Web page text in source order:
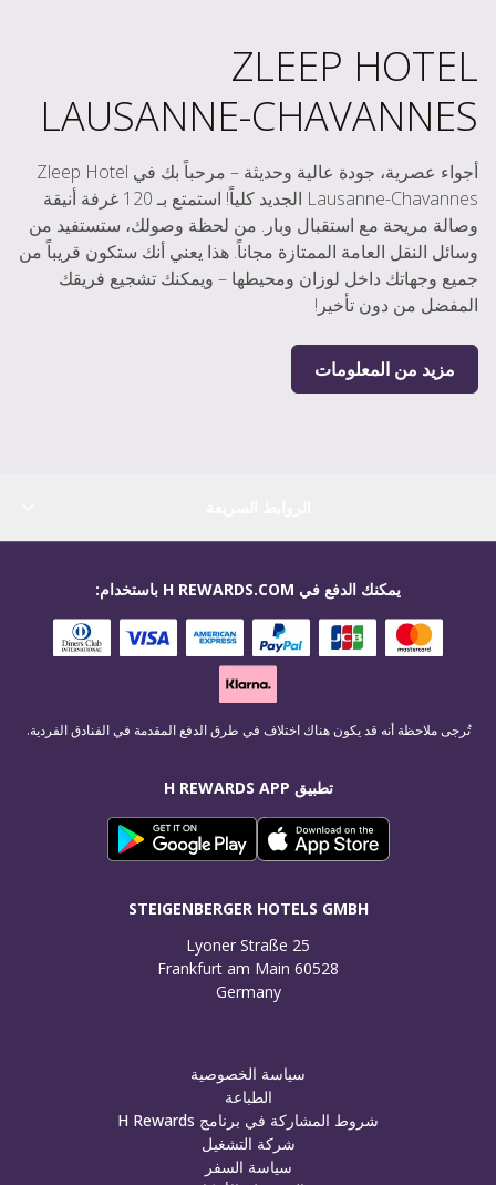
ZLEEP HOTEL
LAUSANNE-CHAVANNES
أجواء عصرية، جودة عالية وحديثة – مرحباً بك في Zleep Hotel
Lausanne-Chavannes الجديد كلياً! استمتع بـ 120 غرفة أنيقة
وصالة مريحة مع استقبال وبار. من لحظة وصولك، ستستفيد من
وسائل النقل العامة الممتازة مجاناً. هذا يعني أنك ستكون قريباً من
جميع وجهاتك داخل لوزان ومحيطها – ويمكنك تشجيع فريقك
المفضل من دون تأخير!
مزيد من المعلومات
تطبيق H REWARDS APP
STEIGENBERGER HOTELS GMBH
Germany
يمكنك الدفع في H REWARDS.COM باستخدام:
تُرجى ملاحظة أنه قد يكون هناك اختلاف في طرق الدفع المقدمة في الفنادق الفردية.
سياسة الخصوصية
الطباعة
شروط المشاركة في برنامج H Rewards
شركة التشغيل
سياسة السفر